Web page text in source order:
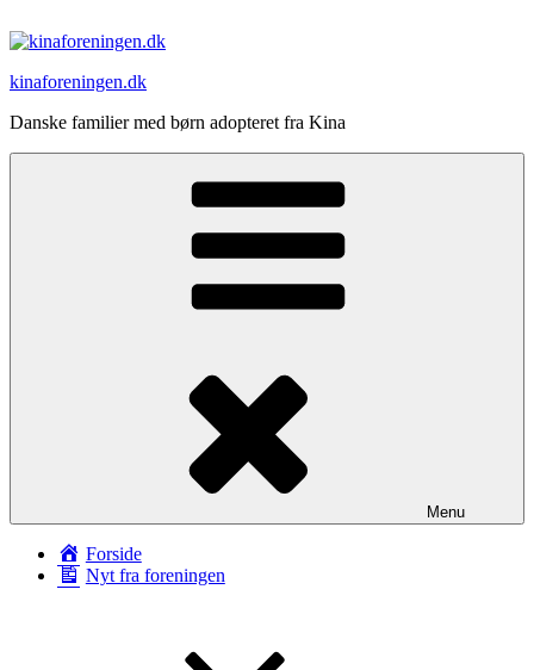
til
kinaforeningen.dk
Danske familier med børn adopteret fra Kina
Menu
Forside
Nyt fra foreningen